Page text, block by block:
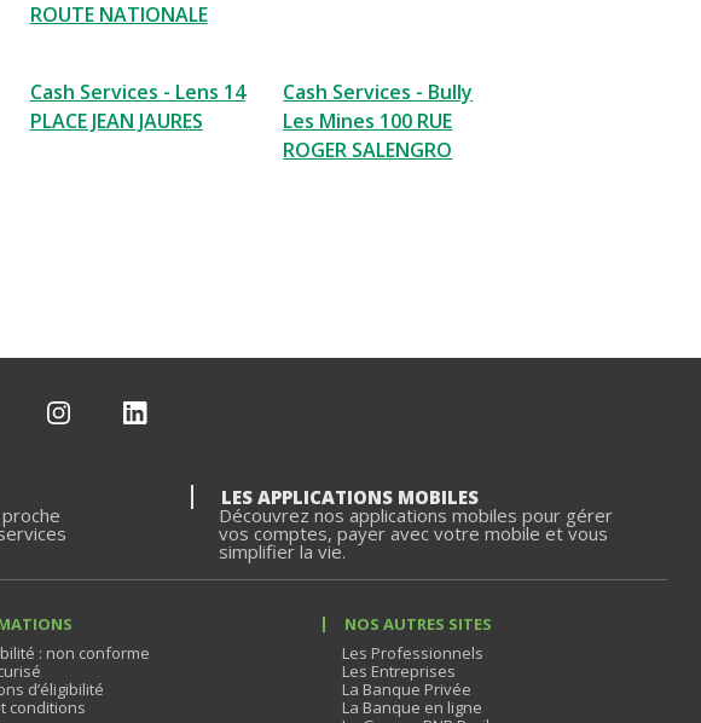
ROUTE NATIONALE
Cash Services - Lens 14
PLACE JEAN JAURES
Cash Services - Bully
Les Mines 100 RUE
ROGER SALENGRO
LES APPLICATIONS MOBILES
Découvrez nos applications mobiles pour gérer
vos comptes, payer avec votre mobile et vous
simplifier la vie.
: non conforme
d’éligibilité
conditions
NOS AUTRES SITES
Les Professionnels
Les Entreprises
La Banque Privée
La Banque en ligne